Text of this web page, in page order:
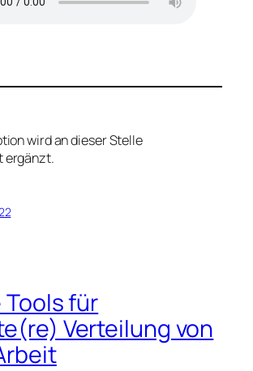
wird an dieser Stelle
ergänzt.
für
Verteilung von